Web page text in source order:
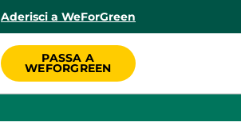
Aderisci a WeForGreen
PASSA A
WEFORGREEN